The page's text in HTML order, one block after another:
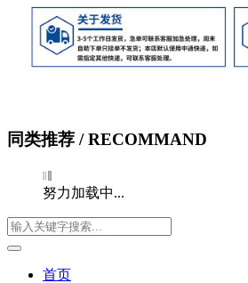
同类推荐 / RECOMMAND
努力加载中...
首页